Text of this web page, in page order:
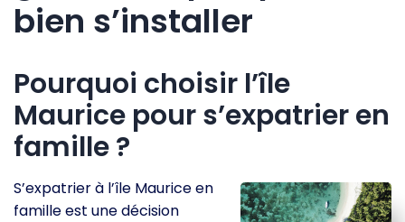
bien s’installer
Pourquoi choisir l’île
Maurice pour s’expatrier en
famille ?
S’expatrier à l’île Maurice en
famille est une décision